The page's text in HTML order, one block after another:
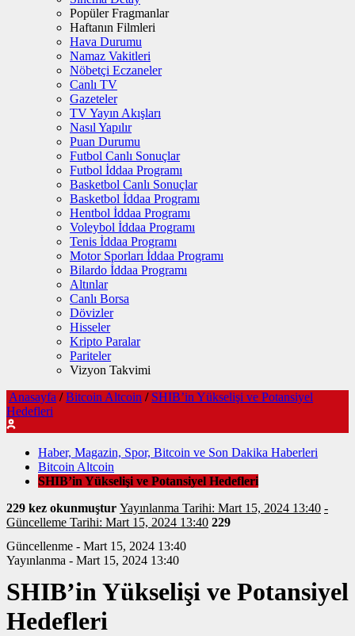
Popüler Fragmanlar
Haftanın Filmleri
Hava Durumu
Namaz Vakitleri
Nöbetçi Eczaneler
Canlı TV
Gazeteler
TV Yayın Akışları
Nasıl Yapılır
Puan Durumu
Futbol Canlı Sonuçlar
Futbol İddaa Programı
Basketbol Canlı Sonuçlar
Basketbol İddaa Programı
Hentbol İddaa Programı
Voleybol İddaa Programı
Tenis İddaa Programı
Motor Sporları İddaa Programı
Bilardo İddaa Programı
Altınlar
Canlı Borsa
Dövizler
Hisseler
Kripto Paralar
Pariteler
Vizyon Takvimi
Anasayfa / Bitcoin Altcoin / SHIB’in Yükselişi ve Potansiyel
Hedefleri
Haber, Magazin, Spor, Bitcoin ve Son Dakika Haberleri
Bitcoin Altcoin
SHIB’in Yükselişi ve Potansiyel Hedefleri
229 kez okunmuştur Yayınlanma Tarihi: Mart 15, 2024 13:40 -
Güncelleme Tarihi: Mart 15, 2024 13:40 229
Güncellenme - Mart 15, 2024 13:40
Yayınlanma - Mart 15, 2024 13:40
SHIB’in Yükselişi ve Potansiyel
Hedefleri